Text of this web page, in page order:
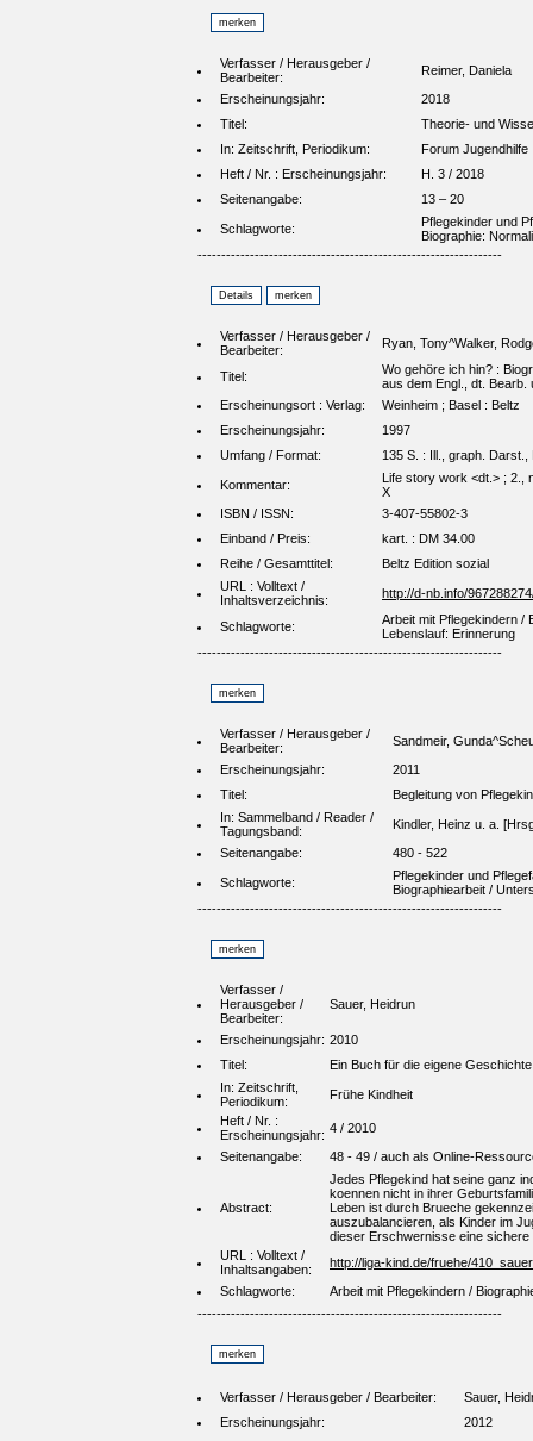
Verfasser / Herausgeber /
Bearbeiter:
Reimer, Daniela
Erscheinungsjahr:
2018
Titel:
Theorie- und
In: Zeitschrift, Periodikum:
Forum Jugendhilfe
Heft / Nr. : Erscheinungsjahr:
H. 3 / 2018
Seitenangabe:
13 – 20
Schlagworte:
Pflegekinder und
Biographie:
----------------------------------------------------------------
Verfasser / Herausgeber /
Bearbeiter:
Ryan, Tony^Walker,
Titel:
Wo gehöre ich hin? :
aus dem Engl., dt. Bearb.
Erscheinungsort : Verlag:
Weinheim ; Basel : Beltz
Erscheinungsjahr:
1997
Umfang / Format:
135 S. : Ill., graph. Darst.,
Kommentar:
Life story work <dt.> ;
X
ISBN / ISSN:
3-407-55802-3
Einband / Preis:
kart. : DM 34.00
Reihe / Gesamttitel:
Beltz Edition sozial
URL : Volltext /
Inhaltsverzeichnis:
http://d-nb.info/
Schlagworte:
Arbeit mit Pflegekindern /
Lebenslauf: Erinnerung
----------------------------------------------------------------
Verfasser / Herausgeber /
Bearbeiter:
Sandmeir,
Erscheinungsjahr:
2011
Titel:
Begleitung von
In: Sammelband / Reader /
Tagungsband:
Kindler, Heinz u. a.
Seitenangabe:
480 - 522
Schlagworte:
Pflegekinder und
Biographiearbeit /
----------------------------------------------------------------
Verfasser /
Herausgeber /
Bearbeiter:
Sauer, Heidrun
Erscheinungsjahr: 2010
Titel:
Ein Buch für die eigene
In: Zeitschrift,
Periodikum:
Frühe Kindheit
Heft / Nr. :
Erscheinungsjahr: 4 / 2010
Seitenangabe:
48 - 49 / auch als Online-
Abstract:
Jedes Pflegekind hat seine ganz
koennen nicht in ihrer
Leben ist durch Brueche
auszubalancieren, als Kinder im
dieser Erschwernisse eine
URL : Volltext /
Inhaltsangaben:
http://liga-kind.de/fruehe/
Schlagworte:
Arbeit mit Pflegekindern /
----------------------------------------------------------------
Verfasser / Herausgeber / Bearbeiter:
Sauer,
Erscheinungsjahr:
2012